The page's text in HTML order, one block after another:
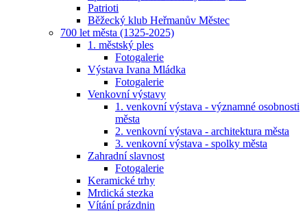
Patrioti
Běžecký klub Heřmanův Městec
700 let města (1325-2025)
1. městský ples
Fotogalerie
Výstava Ivana Mládka
Fotogalerie
Venkovní výstavy
1. venkovní výstava - významné osobnosti
města
2. venkovní výstava - architektura města
3. venkovní výstava - spolky města
Zahradní slavnost
Fotogalerie
Keramické trhy
Mrdická stezka
Vítání prázdnin